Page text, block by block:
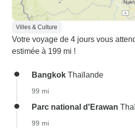
Villes & Culture
Votre voyage de 4 jours vous
estimée à 199 mi !
Bangkok Thaïlande
99 mi
Parc national d'Erawan
99 mi